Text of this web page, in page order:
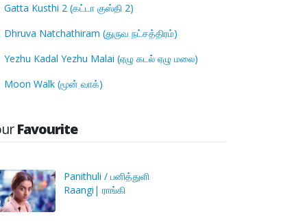
Gatta Kusthi 2 (கட்டா குஸ்தி 2)
Dhruva Natchathiram (துருவ நட்சத்திரம்)
Yezhu Kadal Yezhu Malai (ஏழு கடல் ஏழு மலை)
Moon Walk (மூன் வாக்)
Favourite
Panithuli / பனித்துளி
Raangi| ராங்கி